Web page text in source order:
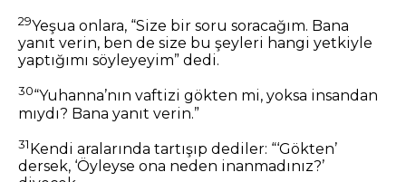
29Yeşua onlara, “Size bir soru soracağım. Bana
yanıt verin, ben de size bu şeyleri hangi yetkiyle
yaptığımı söyleyeyim” dedi.
30“Yuhanna’nın vaftizi gökten mi, yoksa insandan
mıydı? Bana yanıt verin.”
31Kendi aralarında tartışıp dediler: “‘Gökten’
dersek, ‘Öyleyse ona neden inanmadınız?’